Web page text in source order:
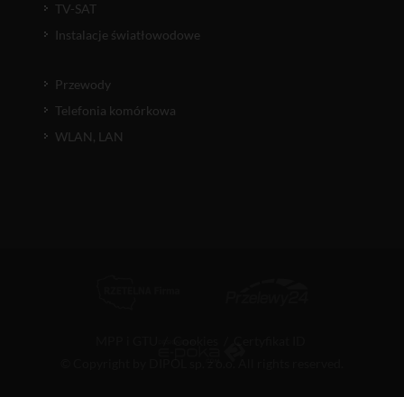
TV-SAT
Instalacje światłowodowe
Przewody
Telefonia komórkowa
WLAN, LAN